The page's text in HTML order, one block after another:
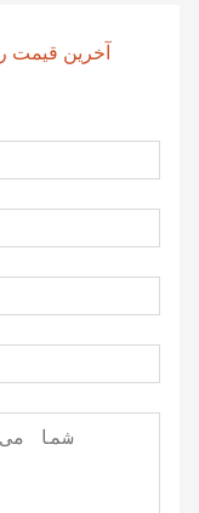
آخرین قیمت